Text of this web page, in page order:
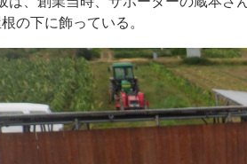
の下に飾っている。